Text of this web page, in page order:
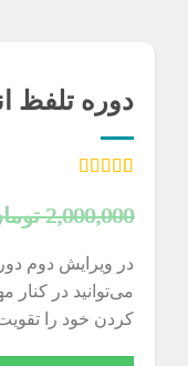
دوره تلفظ
5.00از 5 در
امتیازدهی
2,000,000
در ویرایش دوم
می‌توانید در
کردن خود را